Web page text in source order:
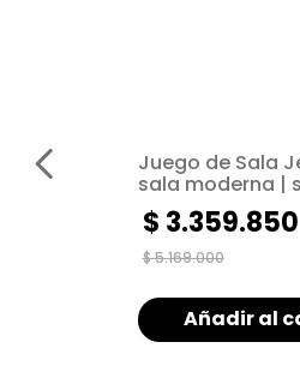
Juego de Sala
sala moderna |
espacios
$5.169.000
$ 3.359.850
Añadir al